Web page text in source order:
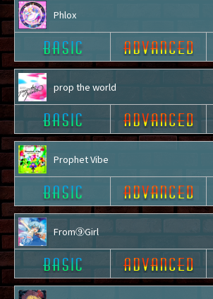
Phlox
prop the world
Prophet Vibe
From⑨Girl